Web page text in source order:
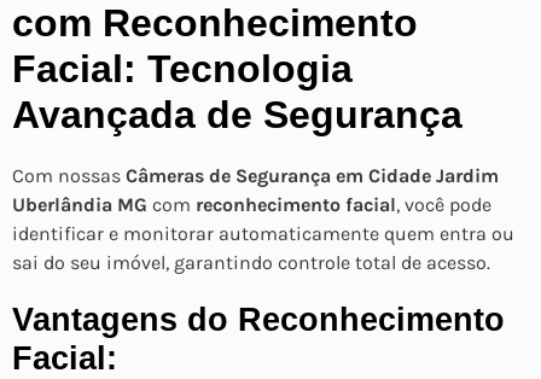
com Reconhecimento
Facial: Tecnologia
Avançada de Segurança
Com nossas Câmeras de Segurança em Cidade Jardim
Uberlândia MG com reconhecimento facial, você pode
identificar e monitorar automaticamente quem entra ou
sai do seu imóvel, garantindo controle total de acesso.
Vantagens do Reconhecimento
Facial: